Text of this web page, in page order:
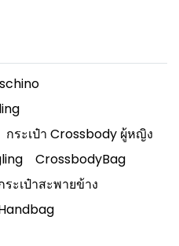
กระเป๋า Crossbody ผู้หญิง
CrossbodyBag
ระเป๋าสะพายข้าง